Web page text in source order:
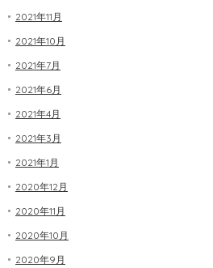
2021年11月
2021年10月
2021年7月
2021年6月
2021年4月
2021年3月
2021年1月
2020年12月
2020年11月
2020年10月
2020年9月